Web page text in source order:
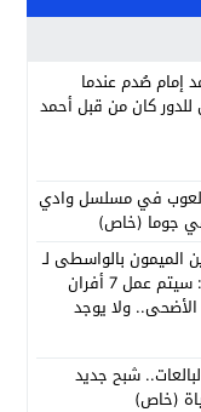
صُدم عندما
كان من قبل أحمد
في مسلسل وادي
جوما (خاص)
الميمون بالواسطى لـ
“الانطلاقة نيوز”: سيتم عمل 7 أفران
ولا يوجد
شبح جديد
(خاص)